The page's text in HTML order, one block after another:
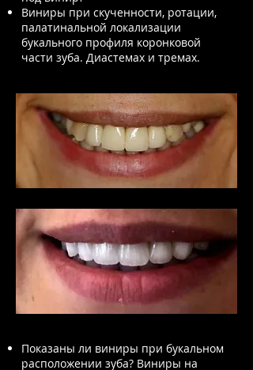
Виниры при скученности, ротации,
палатинальной локализации
букального профиля коронковой
части зуба. Диастемах и тремах.​​
Показаны ли виниры при букальном
расположении зуба? Виниры на